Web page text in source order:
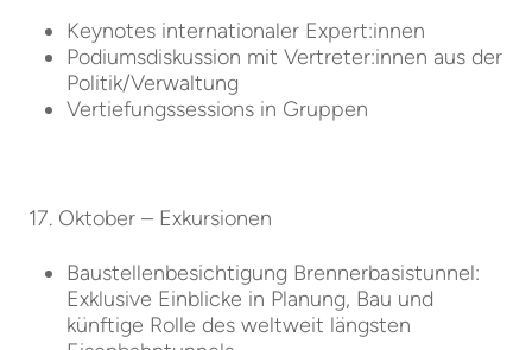
Keynotes internationaler Expert:innen
Podiumsdiskussion mit Vertreter:innen aus der
Politik/Verwaltung
Vertiefungssessions in Gruppen
17. Oktober – Exkursionen
Baustellenbesichtigung Brennerbasistunnel:
Exklusive Einblicke in Planung, Bau und
künftige Rolle des weltweit längsten